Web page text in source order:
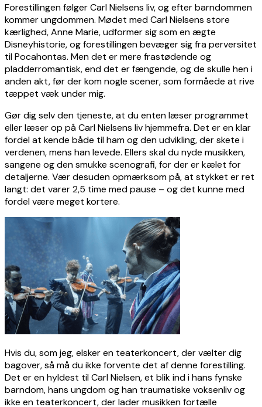
Forestillingen følger Carl Nielsens liv, og efter barndommen
kommer ungdommen. Mødet med Carl Nielsens store
kærlighed, Anne Marie, udformer sig som en ægte
Disneyhistorie, og forestillingen bevæger sig fra perversitet
til Pocahontas. Men det er mere frastødende og
pladderromantisk, end det er fængende, og de skulle hen i
anden akt, før der kom nogle scener, som formåede at rive
tæppet væk under mig.
Gør dig selv den tjeneste, at du enten læser programmet
eller læser op på Carl Nielsens liv hjemmefra. Det er en klar
fordel at kende både til ham og den udvikling, der skete i
verdenen, mens han levede. Ellers skal du nyde musikken,
sangene og den smukke scenografi, for der er kælet for
detaljerne. Vær desuden opmærksom på, at stykket er ret
langt: det varer 2,5 time med pause – og det kunne med
fordel være meget kortere.
Hvis du, som jeg, elsker en teaterkoncert, der vælter dig
bagover, så må du ikke forvente det af denne forestilling.
Det er en hyldest til Carl Nielsen, et blik ind i hans fynske
barndom, hans ungdom og han traumatiske voksenliv og
ikke en teaterkoncert, der lader musikken fortælle